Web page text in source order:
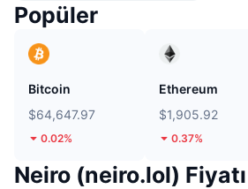
Popüler
Bitcoin
$64,647.97
0.02%
Ethereum
$1,905.92
0.37%
Neiro (neiro.lol)